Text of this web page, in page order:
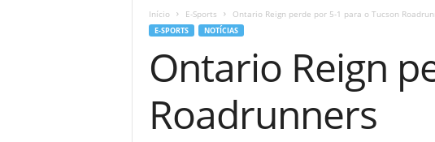
Início E-Sports Ontario Reign perde por 5-1 para o Tucson
E-SPORTS NOTÍCIAS
Ontario Reign
Roadrunners